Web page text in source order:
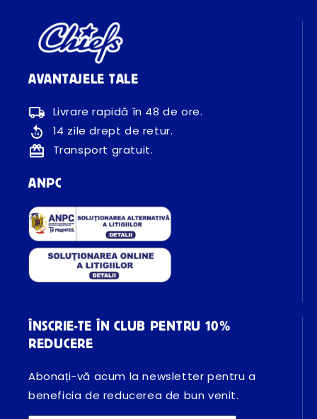
AVANTAJELE TALE
Livrare rapidă în 48 de ore.
14 zile drept de retur.
Transport gratuit.
ANPC
ÎNSCRIE-TE ÎN CLUB PENTRU 10%
REDUCERE
Abonați-vă acum la newsletter pentru a
beneficia de reducerea de bun venit.